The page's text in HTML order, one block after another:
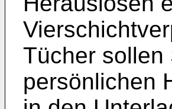
Tücher sollen
persönlichen